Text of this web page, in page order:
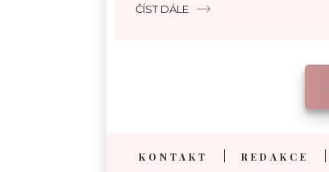
ČÍST DÁLE
KONTAKT REDAKCE